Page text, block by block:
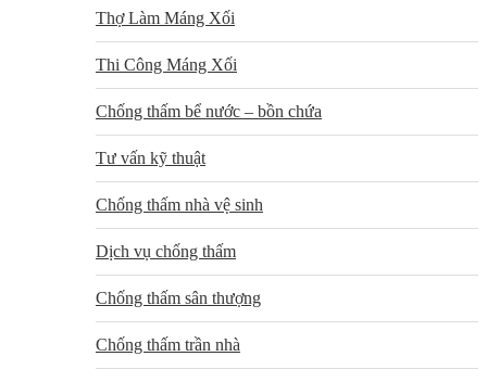
Thợ Làm Máng Xối
Thi Công Máng Xối
Chống thấm bể nước – bồn chứa
Tư vấn kỹ thuật
Chống thấm nhà vệ sinh
Dịch vụ chống thấm
Chống thấm sân thượng
Chống thấm trần nhà